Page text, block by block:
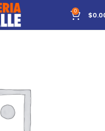
0 $